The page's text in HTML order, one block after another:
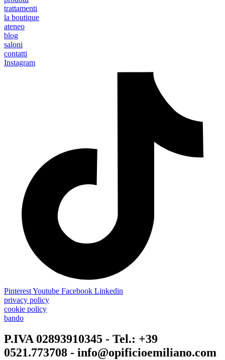
trattamenti
la boutique
ateneo
blog
saloni
contatti
Instagram
PinterestYoutube Facebook Linkedin
privacy policy
cookie policy
bando
P.IVA 02893910345 - Tel.: +39
0521.773708 - info@opificioemiliano.com